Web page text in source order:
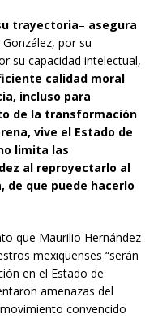
trayectoria– asegura
por su
su capacidad intelectual,
calidad moral
incluso para
de la transformación
vive el Estado de
limita las
al reproyectarlo al
de que puede hacerlo
que Maurilio Hernández
mexiquenses “serán
en el Estado de
amenazas del
convencido